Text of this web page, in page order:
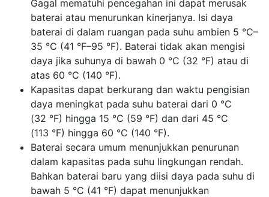
Gagal mematuhi pencegahan ini dapat merusak
baterai atau menurunkan kinerjanya. Isi daya
baterai di dalam ruangan pada suhu ambien 5 °C–
35 °C (41 °F–95 °F). Baterai tidak akan mengisi
daya jika suhunya di bawah 0 °C (32 °F) atau di
atas 60 °C (140 °F).
Kapasitas dapat berkurang dan waktu pengisian
daya meningkat pada suhu baterai dari 0 °C
(32 °F) hingga 15 °C (59 °F) dan dari 45 °C
(113 °F) hingga 60 °C (140 °F).
Baterai secara umum menunjukkan penurunan
dalam kapasitas pada suhu lingkungan rendah.
Bahkan baterai baru yang diisi daya pada suhu di
bawah 5 °C (41 °F) dapat menunjukkan